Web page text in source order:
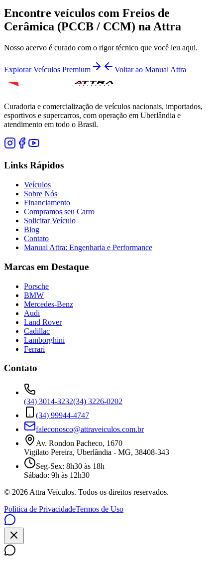
Encontre veículos com Freios de
Cerâmica (PCCB / CCM) na Attra
Nosso acervo é curado com o rigor técnico que você leu aqui.
Explorar Veículos Premium Voltar ao Manual Attra
Curadoria e comercialização de veículos nacionais, importados,
esportivos e supercarros, com operação em Uberlândia e
atendimento em todo o Brasil.
Links Rápidos
Veículos
Sobre Nós
Financiamento
Compramos seu Carro
Solicitar Veículo
Blog
Contato
Manual Attra: Engenharia e Performance
Marcas em Destaque
Porsche
BMW
Mercedes-Benz
Audi
Land Rover
Cadillac
Lamborghini
Ferrari
Contato
(34) 3014-3232(34) 3226-0202
(34) 99944-4747
faleconosco@attraveiculos.com.br
Av. Rondon Pacheco, 1670
Vigilato Pereira, Uberlândia - MG, 38408-343
Seg-Sex: 8h30 às 18h
Sábado: 9h às 12h30
© 2026 Attra Veículos. Todos os direitos reservados.
Política de PrivacidadeTermos de Uso